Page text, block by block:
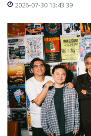
2026-07-30 13:43:39